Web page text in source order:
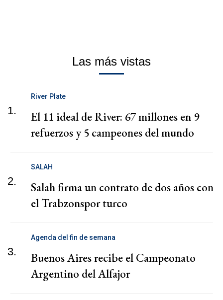
Las más vistas
1.
River Plate
El 11 ideal de River: 67 millones en 9
refuerzos y 5 campeones del mundo
2.
SALAH
Salah firma un contrato de dos años con
el Trabzonspor turco
3.
Agenda del fin de semana
Buenos Aires recibe el Campeonato
Argentino del Alfajor